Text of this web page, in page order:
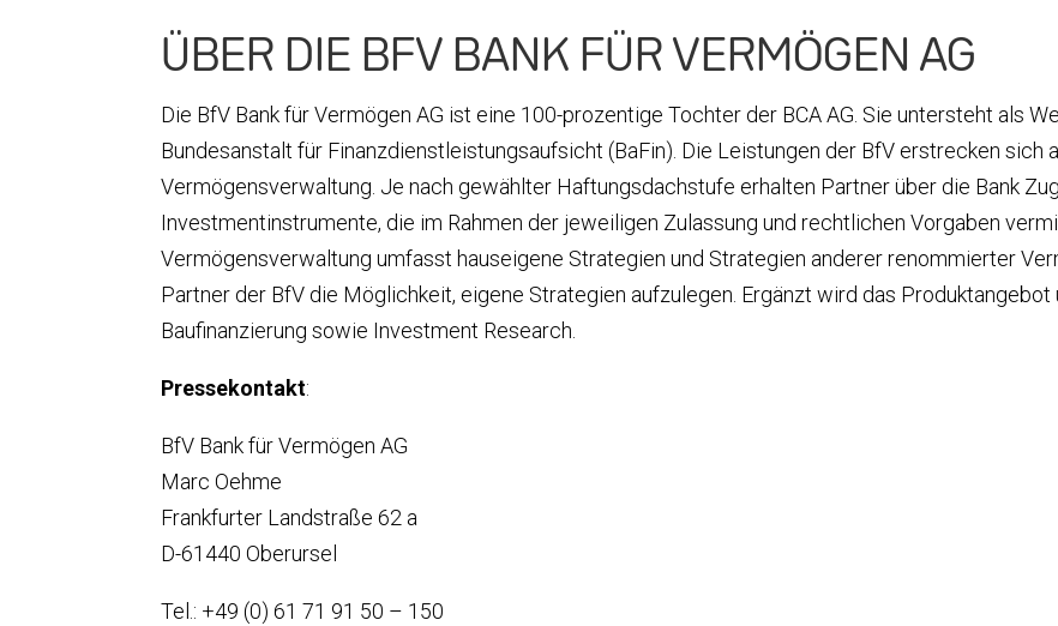
ÜBER DIE BFV BANK FÜR VERMÖGEN AG
Die BfV Bank für Vermögen AG ist eine 100-prozentige Tochter der BCA AG. Sie untersteht als
Bundesanstalt für Finanzdienstleistungsaufsicht (BaFin). Die Leistungen der BfV erstrecken
Vermögensverwaltung. Je nach gewählter Haftungsdachstufe erhalten Partner über die Bank
Investmentinstrumente, die im Rahmen der jeweiligen Zulassung und rechtlichen Vorgaben
Vermögensverwaltung umfasst hauseigene Strategien und Strategien anderer renommierter
Partner der BfV die Möglichkeit, eigene Strategien aufzulegen. Ergänzt wird das
Baufinanzierung sowie Investment Research.
Pressekontakt:
BfV Bank für Vermögen AG
Marc Oehme
Frankfurter Landstraße 62 a
D-61440 Oberursel
Tel.: +49 (0) 61 71 91 50 – 150